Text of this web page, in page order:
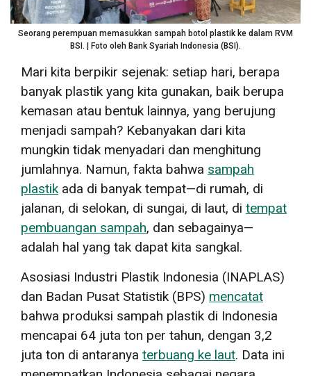
Seorang perempuan memasukkan sampah botol plastik ke dalam RVM
BSI. | Foto oleh Bank Syariah Indonesia (BSI).
Mari kita berpikir sejenak: setiap hari, berapa
banyak plastik yang kita gunakan, baik berupa
kemasan atau bentuk lainnya, yang berujung
menjadi sampah? Kebanyakan dari kita
mungkin tidak menyadari dan menghitung
jumlahnya. Namun, fakta bahwa sampah
plastik ada di banyak tempat—di rumah, di
jalanan, di selokan, di sungai, di laut, di tempat
pembuangan sampah, dan sebagainya—
adalah hal yang tak dapat kita sangkal.
Asosiasi Industri Plastik Indonesia (INAPLAS)
dan Badan Pusat Statistik (BPS) mencatat
bahwa produksi sampah plastik di Indonesia
mencapai 64 juta ton per tahun, dengan 3,2
juta ton di antaranya terbuang ke laut. Data ini